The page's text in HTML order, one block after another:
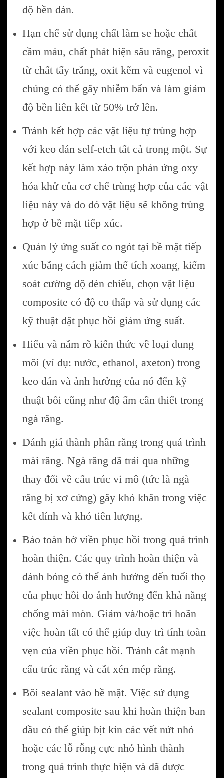
độ bền dán.
Hạn chế sử dụng chất làm se hoặc chất
cầm máu, chất phát hiện sâu răng, peroxit
từ chất tẩy trắng, oxit kẽm và eugenol vì
chúng có thể gây nhiễm bẩn và làm giảm
độ bền liên kết từ 50% trở lên.
Tránh kết hợp các vật liệu tự trùng hợp
với keo dán self-etch tất cả trong một. Sự
kết hợp này làm xáo trộn phản ứng oxy
hóa khử của cơ chế trùng hợp của các vật
liệu này và do đó vật liệu sẽ không trùng
hợp ở bề mặt tiếp xúc.
Quản lý ứng suất co ngót tại bề mặt tiếp
xúc bằng cách giảm thể tích xoang, kiểm
soát cường độ đèn chiếu, chọn vật liệu
composite có độ co thấp và sử dụng các
kỹ thuật đặt phục hồi giảm ứng suất.
Hiểu và nắm rõ kiến thức về loại dung
môi (ví dụ: nước, ethanol, axeton) trong
keo dán và ảnh hưởng của nó đến kỹ
thuật bôi cũng như độ ẩm cần thiết trong
ngà răng.
Đánh giá thành phần răng trong quá trình
mài răng. Ngà răng đã trải qua những
thay đổi về cấu trúc vi mô (tức là ngà
răng bị xơ cứng) gây khó khăn trong việc
kết dính và khó tiên lượng.
Bảo toàn bờ viền phục hồi trong quá trình
hoàn thiện. Các quy trình hoàn thiện và
đánh bóng có thể ảnh hưởng đến tuổi thọ
của phục hồi do ảnh hưởng đến khả năng
chống mài mòn. Giảm và/hoặc trì hoãn
việc hoàn tất có thể giúp duy trì tính toàn
vẹn của viền phục hồi. Tránh cắt mạnh
cấu trúc răng và cắt xén mép răng.
Bôi sealant vào bề mặt. Việc sử dụng
sealant composite sau khi hoàn thiện ban
đầu có thể giúp bịt kín các vết nứt nhỏ
hoặc các lỗ rỗng cực nhỏ hình thành
trong quá trình thực hiện và đã được